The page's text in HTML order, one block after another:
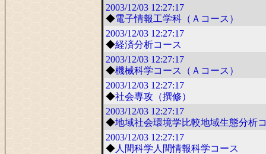
2003/12/03 12:27:17
◆電子情報工学科（Ａコース）
2003/12/03 12:27:17
◆経済分析コース
2003/12/03 12:27:17
◆機械科学コース（Ａコース）
2003/12/03 12:27:17
◆社会専攻（撰修）
2003/12/03 12:27:17
◆地域社会環境学比較地域生態分析
2003/12/03 12:27:17
◆人間科学人間情報科学コース